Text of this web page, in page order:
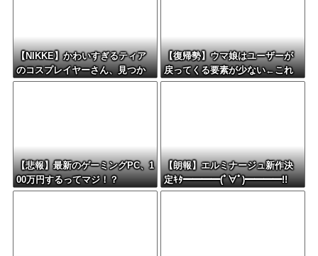
【NIKKE】かわいすぎるティア
のコスプレイヤーさん、見つか
るｗｗｗｗｗ【画像】
【復帰勢】ウマ娘はユーザーが
戻ってくる要素が少ない←これ
【悲報】最新のゲーミングPC、1
00万円するってマジ！？
【朗報】エルミナージュ新作決
定ｷﾀ━━━━(ﾟ∀ﾟ)━━━━!!